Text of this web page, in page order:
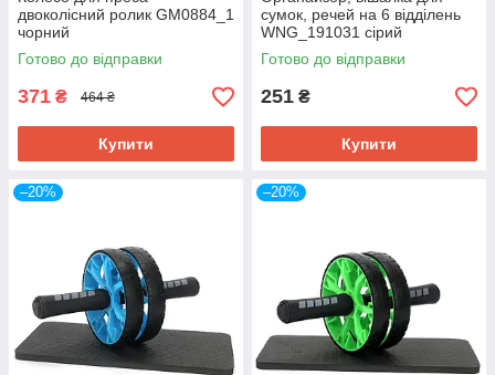
двоколісний ролик GM0884_1
чорний
Готово до відправки
371 ₴ 464 ₴
Купити
сумок, речей на 6 відділень
WNG_191031 сірий
Готово до відправки
251 ₴
Купити
–20% –20%